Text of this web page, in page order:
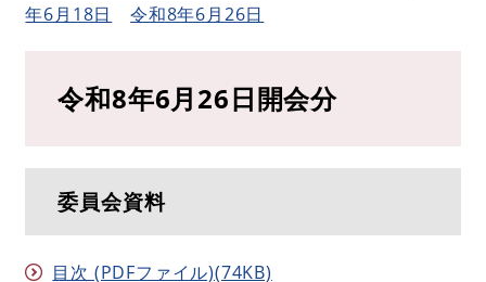
年6月18日
令和8年6月26日
令和8年6月26日開会分
委員会資料
目次 (PDFファイル)(74KB)